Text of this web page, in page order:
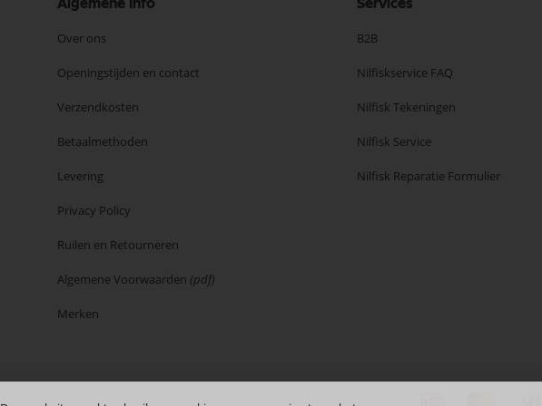
Algemene Info
Over ons
Openingstijden en contact
Verzendkosten
Betaalmethoden
Levering
Privacy Policy
Ruilen en Retourneren
Algemene Voorwaarden (pdf)
Merken
Services
B2B
Nilfiskservice FAQ
Nilfisk Tekeningen
Nilfisk Service
Nilfisk Reparatie Formulier